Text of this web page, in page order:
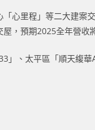
心里程」等二大建案
，預期2025全年營收
」、太平區「順天緮